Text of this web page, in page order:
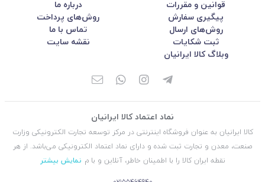
قوانین و مقررات
درباره ما
پیگیری سفارش
روش‌های پرداخت
روش‌های ارسال
تماس با ما
ثبت شکایات
نقشه سایت
وبلاگ کالا ایرانیان
نماد اعتماد کالا ایرانیان
کالا ایرانیان به عنوان فروشگاه اینترنتی در مركز توسعه تجارت الكترونیكی وزارت
صنعت، معدن و تجارت ثبت شده و دارای نماد اعتماد الكترونیكی می‌باشد. از هر
نقطه ایران کالا را با اطمینان خاطر، آنلاین و با م نمایش بیشتر